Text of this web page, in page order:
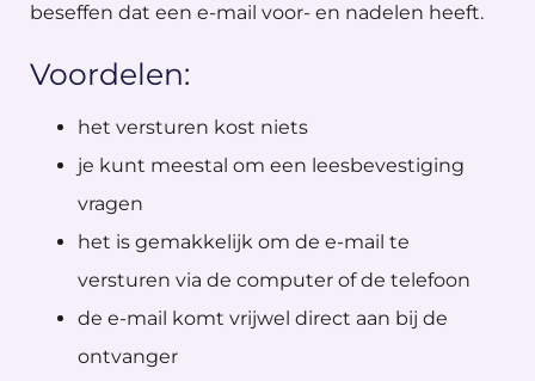
beseffen dat een e-mail voor- en nadelen heeft.
Voordelen:
het versturen kost niets
je kunt meestal om een leesbevestiging
vragen
het is gemakkelijk om de e-mail te
versturen via de computer of de telefoon
de e-mail komt vrijwel direct aan bij de
ontvanger